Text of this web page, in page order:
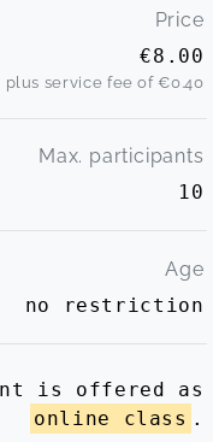
Price
€8.00
plus service fee of€0.40
Max. participants
10
Age
no restriction
is offered as
online class .